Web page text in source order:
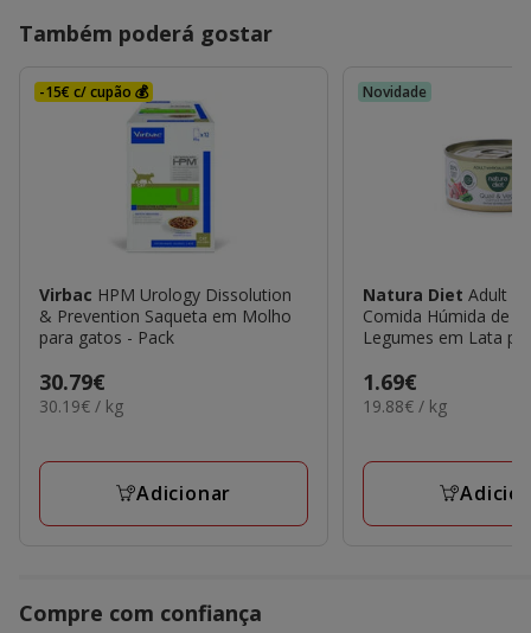
Também poderá gostar
-15€ c/ cupão 💰
Virbac HPM Urology Dissolution
& Prevention Saqueta em Molho
para gatos - Pack
Preço
30.79€
30.79€
30.19€
30.19€ / kg
Adicionar
Novidade
Natura DietAdult
Comida Húmida de
Legumes em Lata
Preço
1.69€
1.69€
19.88€
19.88€ / kg
Compre com confiança